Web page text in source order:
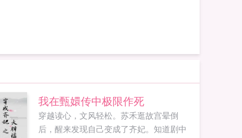
我在甄嬛传中极限作死
穿越读心，文风轻松。苏禾逛故宫晕倒
后，醒来发现自己变成了齐妃。知道剧中